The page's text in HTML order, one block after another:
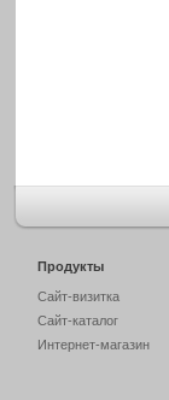
Продукты
Сайт-визитка
Сайт-каталог
Интернет-магазин